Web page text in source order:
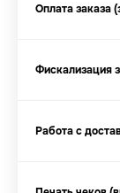
Оплата заказа
Фискализация
Работа с